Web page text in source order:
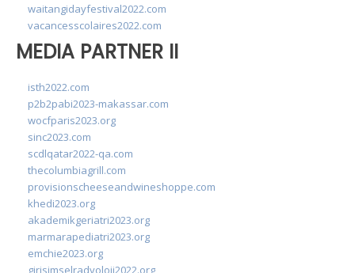
waitangidayfestival2022.com
vacancesscolaires2022.com
MEDIA PARTNER II
isth2022.com
p2b2pabi2023-makassar.com
wocfparis2023.org
sinc2023.com
scdlqatar2022-qa.com
thecolumbiagrill.com
provisionscheeseandwineshoppe.com
khedi2023.org
akademikgeriatri2023.org
marmarapediatri2023.org
emchie2023.org
girisimselradyoloji2022.org